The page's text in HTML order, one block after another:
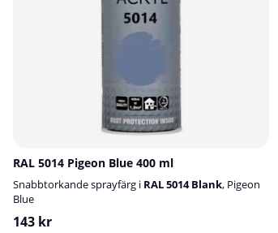
RAL 5014 Pigeon Blue 400 ml
Snabbtorkande sprayfärg i RAL 5014 Blank, Pigeon
Blue
143 kr